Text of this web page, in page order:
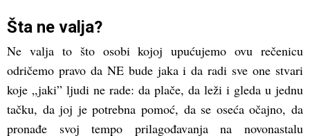
Šta ne valja?
Ne valja to što osobi kojoj upućujemo ovu rečenicu
odričemo pravo da NE bude jaka i da radi sve one stvari
koje „jaki” ljudi ne rade: da plače, da leži i gleda u jednu
tačku, da joj je potrebna pomoć, da se oseća očajno, da
pronađe svoj tempo prilagođavanja na novonastalu